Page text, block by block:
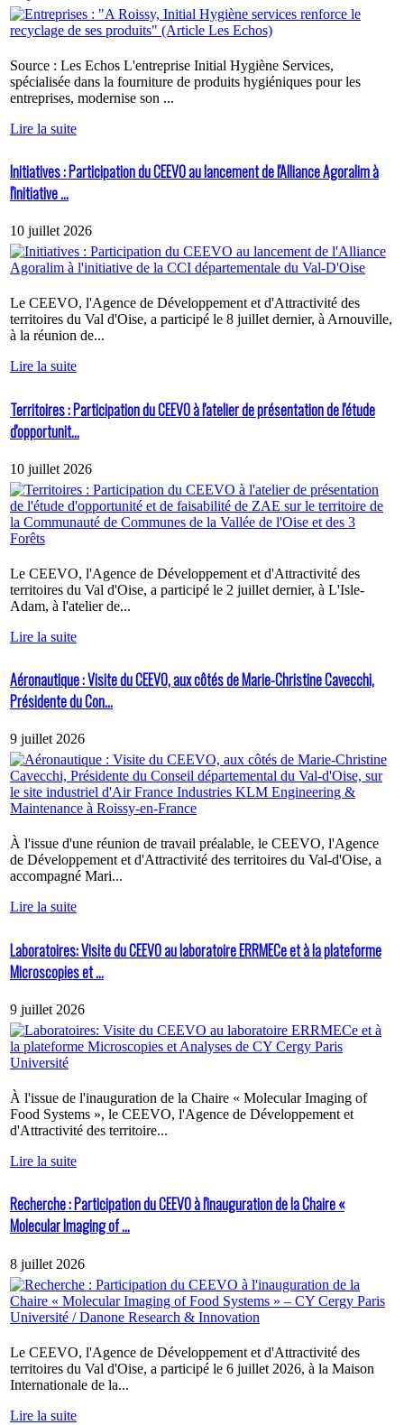
Source : Les Echos L'entreprise Initial Hygiène Services,
spécialisée dans la fourniture de produits hygiéniques pour les
entreprises, modernise son ...
Lire la suite
Initiatives : Participation du CEEVO au lancement de l'Alliance Agoralim à
l'initiative ...
10 juillet 2026
Le CEEVO, l'Agence de Développement et d'Attractivité des
territoires du Val d'Oise, a participé le 8 juillet dernier, à Arnouville,
à la réunion de...
Lire la suite
Territoires : Participation du CEEVO à l'atelier de présentation de l'étude
d'opportunit...
10 juillet 2026
Le CEEVO, l'Agence de Développement et d'Attractivité des
territoires du Val d'Oise, a participé le 2 juillet dernier, à L'Isle-
Adam, à l'atelier de...
Lire la suite
Aéronautique : Visite du CEEVO, aux côtés de Marie-Christine Cavecchi,
Présidente du Con...
9 juillet 2026
À l'issue d'une réunion de travail préalable, le CEEVO, l'Agence
de Développement et d'Attractivité des territoires du Val-d'Oise, a
accompagné Mari...
Lire la suite
Laboratoires: Visite du CEEVO au laboratoire ERRMECe et à la plateforme
Microscopies et ...
9 juillet 2026
À l'issue de l'inauguration de la Chaire « Molecular Imaging of
Food Systems », le CEEVO, l'Agence de Développement et
d'Attractivité des territoire...
Lire la suite
Recherche : Participation du CEEVO à l'inauguration de la Chaire «
Molecular Imaging of ...
8 juillet 2026
Le CEEVO, l'Agence de Développement et d'Attractivité des
territoires du Val d'Oise, a participé le 6 juillet 2026, à la Maison
Internationale de la...
Lire la suite